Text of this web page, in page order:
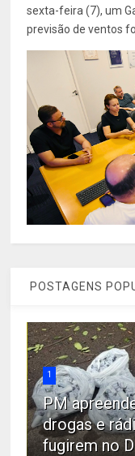
sexta-feira (7), um
previsão de ventos
POSTAGENS
1
PM
drogas e
fugirem no